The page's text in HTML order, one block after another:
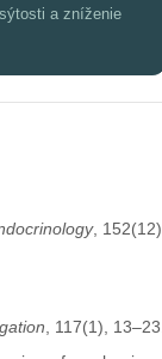
a zníženie
, 152(12),
, 117(1), 13–23.